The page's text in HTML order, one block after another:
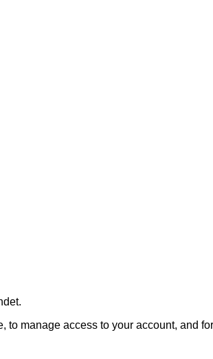
manage access to your account, and